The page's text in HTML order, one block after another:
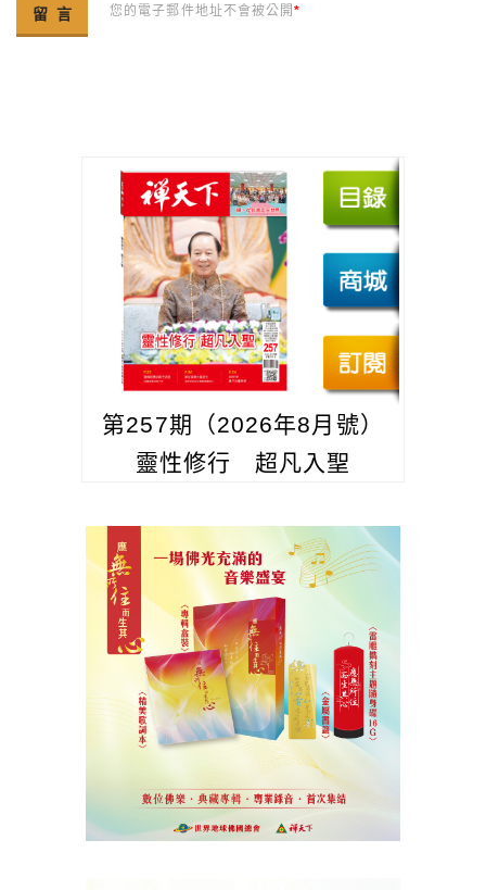
您的電子郵件地址不會被公開*
第257期（2026年8月號）
靈性修行 超凡入聖